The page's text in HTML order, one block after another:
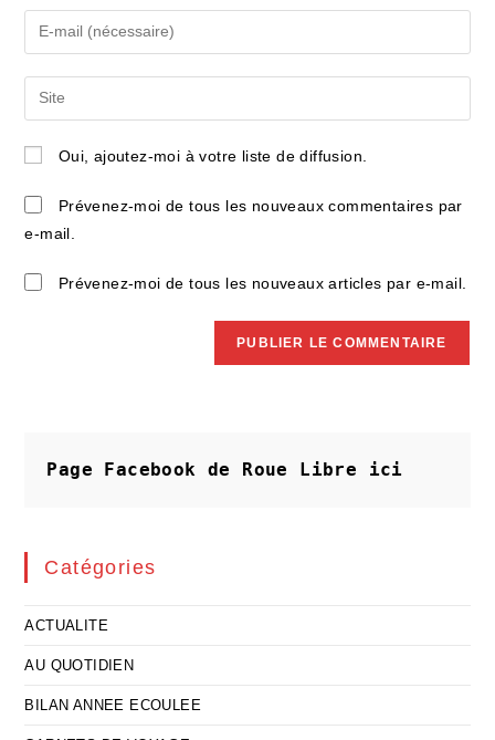
name
comment
Enter
your
email
address
comment
Saisir
l’URL
de
site
(facultatif)
Oui, ajoutez-moi à votre liste de diffusion.
Prévenez-moi de tous les nouveaux commentaires par
e-mail.
Prévenez-moi de tous les nouveaux articles par e-mail.
Page Facebook de Roue Libre ici
Catégories
ACTUALITE
AU QUOTIDIEN
BILAN ANNEE ECOULEE